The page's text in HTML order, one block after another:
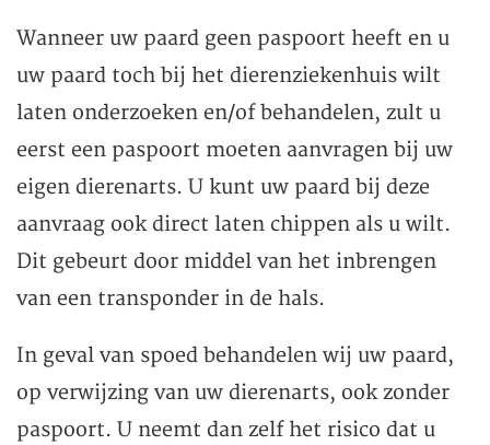
Wanneer uw paard geen paspoort heeft en u
uw paard toch bij het dierenziekenhuis wilt
laten onderzoeken en/of behandelen, zult u
eerst een paspoort moeten aanvragen bij uw
eigen dierenarts. U kunt uw paard bij deze
aanvraag ook direct laten chippen als u wilt.
Dit gebeurt door middel van het inbrengen
van een transponder in de hals.
In geval van spoed behandelen wij uw paard,
op verwijzing van uw dierenarts, ook zonder
paspoort. U neemt dan zelf het risico dat u